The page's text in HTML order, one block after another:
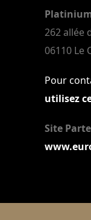
262 allée
06110 Le
Pour
utilisez
Site